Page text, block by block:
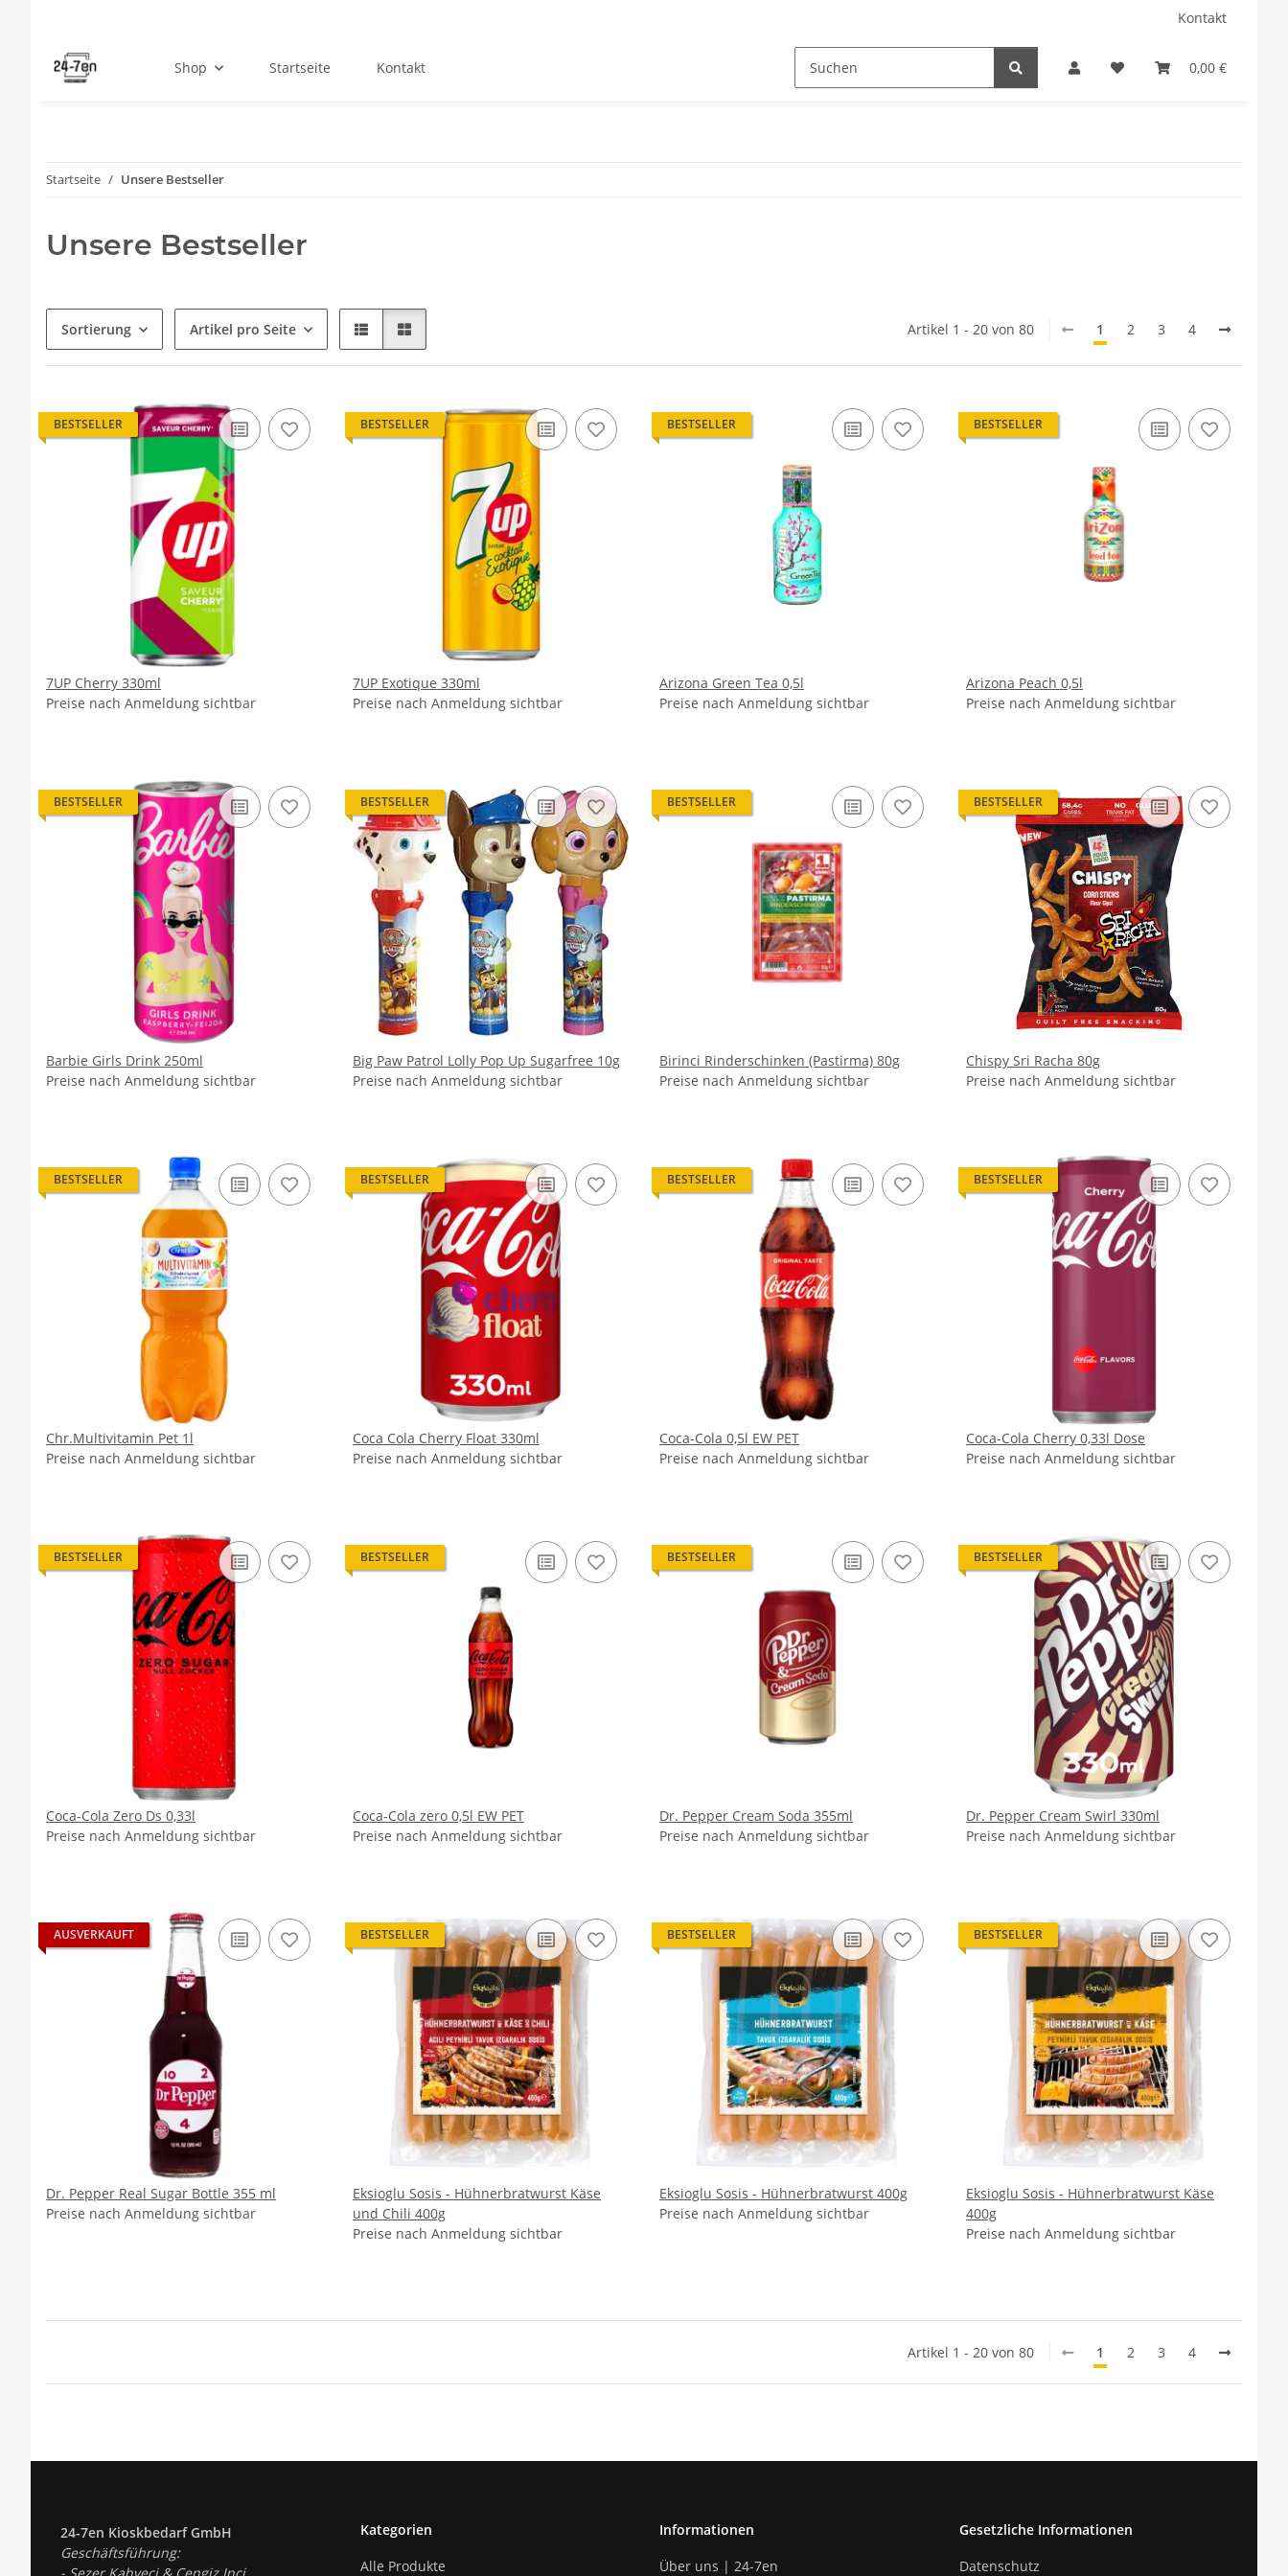
Kontakt
0,00 €
Shop Startseite Kontakt
Startseite Unsere Bestseller
Unsere Bestseller
Sortierung Artikel pro Seite Artikel 1 - 20 von 80 1 2 3 4
BESTSELLER
7UP Cherry 330ml
Preise nach Anmeldung sichtbar
BESTSELLER
7UP Exotique 330ml
Preise nach Anmeldung sichtbar
BESTSELLER
Arizona Green Tea 0,5l
Preise nach Anmeldung sichtbar
BESTSELLER
Arizona Peach 0,5l
Preise nach Anmeldung sichtbar
BESTSELLER
Barbie Girls Drink 250ml
Preise nach Anmeldung sichtbar
BESTSELLER
Big Paw Patrol Lolly Pop Up Sugarfree 10g
Preise nach Anmeldung sichtbar
BESTSELLER
Birinci Rinderschinken (Pastirma) 80g
Preise nach Anmeldung sichtbar
BESTSELLER
Chispy Sri Racha 80g
Preise nach Anmeldung sichtbar
BESTSELLER
Chr.Multivitamin Pet 1l
Preise nach Anmeldung sichtbar
BESTSELLER
Coca Cola Cherry Float 330ml
Preise nach Anmeldung sichtbar
BESTSELLER
Coca-Cola 0,5l EW PET
Preise nach Anmeldung sichtbar
BESTSELLER
Coca-Cola Cherry 0,33l Dose
Preise nach Anmeldung sichtbar
BESTSELLER
Coca-Cola Zero Ds 0,33l
Preise nach Anmeldung sichtbar
BESTSELLER
Coca-Cola zero 0,5l EW PET
Preise nach Anmeldung sichtbar
BESTSELLER
Dr. Pepper Cream Soda 355ml
Preise nach Anmeldung sichtbar
BESTSELLER
Dr. Pepper Cream Swirl 330ml
Preise nach Anmeldung sichtbar
AUSVERKAUFT
Dr. Pepper Real Sugar Bottle 355 ml
Preise nach Anmeldung sichtbar
BESTSELLER
Eksioglu Sosis - Hühnerbratwurst Käse
und Chili 400g
Preise nach Anmeldung sichtbar
BESTSELLER
Eksioglu Sosis - Hühnerbratwurst 400g
Preise nach Anmeldung sichtbar
BESTSELLER
Eksioglu Sosis - Hühnerbratwurst Käse
400g
Preise nach Anmeldung sichtbar
Artikel 1 - 20 von 80 1 2 3 4
24-7en Kioskbedarf GmbH
Geschäftsführung:
Kategorien
Alle Produkte
Informationen
Über uns | 24-7en
Gesetzliche Informationen
Datenschutz